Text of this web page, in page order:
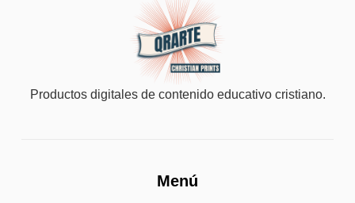
Productos digitales de contenido educativo cristiano.
Menú